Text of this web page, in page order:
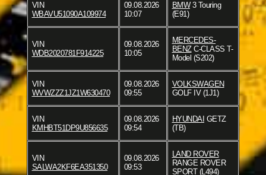
VIN
WBAVU51090A109974
09.08.2026
10:07
BMW3 Touring
(E91)
VIN
WDB2020781F914225
09.08.2026
10:05
MERCEDES-
BENZC-CLASS T-
Model (S202)
VIN
WVWZZZ1JZ1W630470
09.08.2026
09:55
VOLKSWAGEN
GOLF IV (1J1)
VIN
KMHBT51DP9U856635
09.08.2026
09:54
HYUNDAI GETZ
(TB)
VIN
SALWA2KF6EA351350
09.08.2026
09:53
LAND ROVER
RANGE ROVER
SPORT (L494)